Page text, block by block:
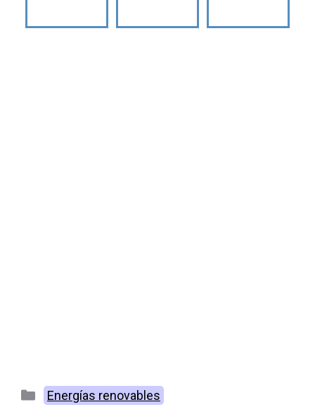
Categorías
Energías renovables